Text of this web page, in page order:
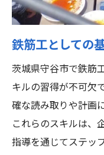
守谷市で鉄筋
スキルアップ
技能向上
資格取得
実現可能
現場での
最新技術
オンライン
鉄筋工としての
茨城県守谷市で鉄筋
キルの習得が不可欠
確な読み取りや計画
これらのスキルは、
指導を通じてステッ